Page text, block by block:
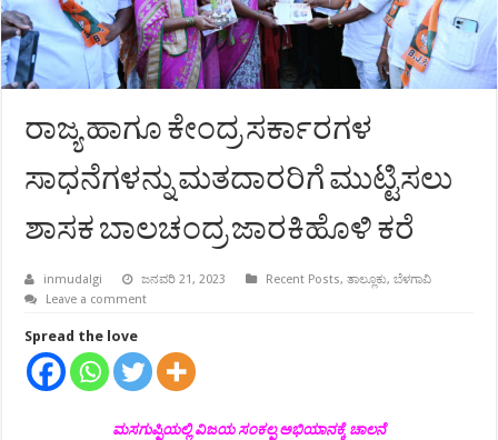
ರಾಜ್ಯ ಹಾಗೂ ಕೇಂದ್ರ ಸರ್ಕಾರಗಳ
ಸಾಧನೆಗಳನ್ನು ಮತದಾರರಿಗೆ ಮುಟ್ಟಿಸಲು
ಶಾಸಕ ಬಾಲಚಂದ್ರ ಜಾರಕಿಹೊಳಿ ಕರೆ
inmudalgi ಜನವರಿ 21, 2023 Recent Posts,ತಾಲ್ಲೂಕು,ಬೆಳಗಾವಿ
Leave a comment
Spread the love
ಮಸಗುಪ್ಪಿಯಲ್ಲಿ ವಿಜಯ ಸಂಕಲ್ಪ ಅಭಿಯಾನಕ್ಕೆ ಚಾಲನೆ